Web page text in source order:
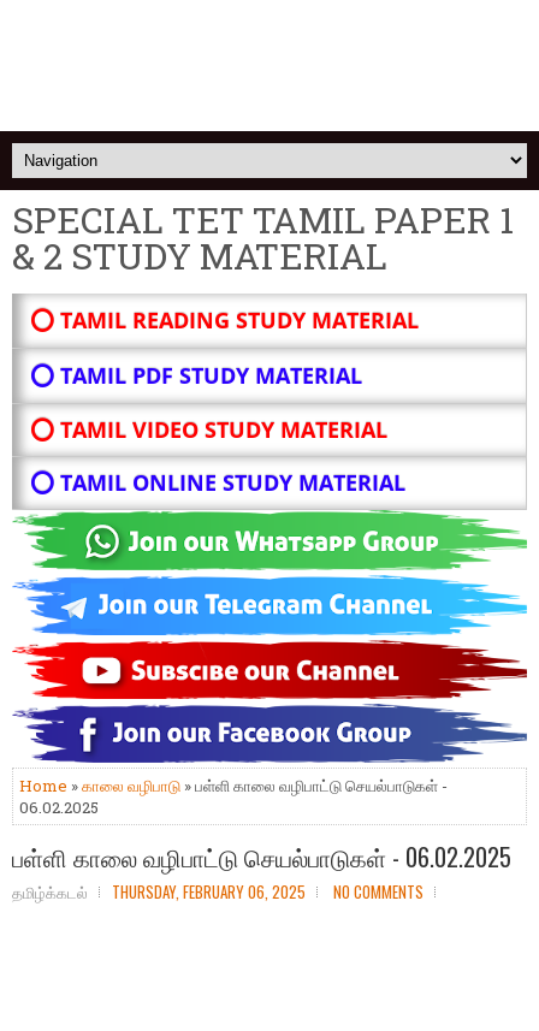
SPECIAL TET TAMIL PAPER 1
& 2 STUDY MATERIAL
⭕ TAMIL READING STUDY MATERIAL
⭕ TAMIL PDF STUDY MATERIAL
⭕ TAMIL VIDEO STUDY MATERIAL
⭕ TAMIL ONLINE STUDY MATERIAL
Home »காலை வழிபாடு » பள்ளி காலை வழிபாட்டு செயல்பாடுகள் -
06.02.2025
பள்ளி காலை வழிபாட்டு செயல்பாடுகள் - 06.02.2025
தமிழ்க்கடல் THURSDAY, FEBRUARY 06, 2025 NO COMMENTS